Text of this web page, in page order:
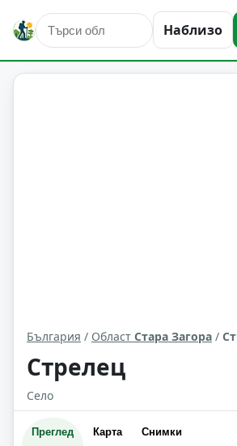
Наблизо
Стрелец Област: Стара Загора
България / Област Стара Загора /
Стрелец
Село
Преглед Карта Снимки